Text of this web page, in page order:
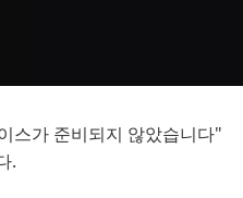
스가 준비되지 않았습니다"
.